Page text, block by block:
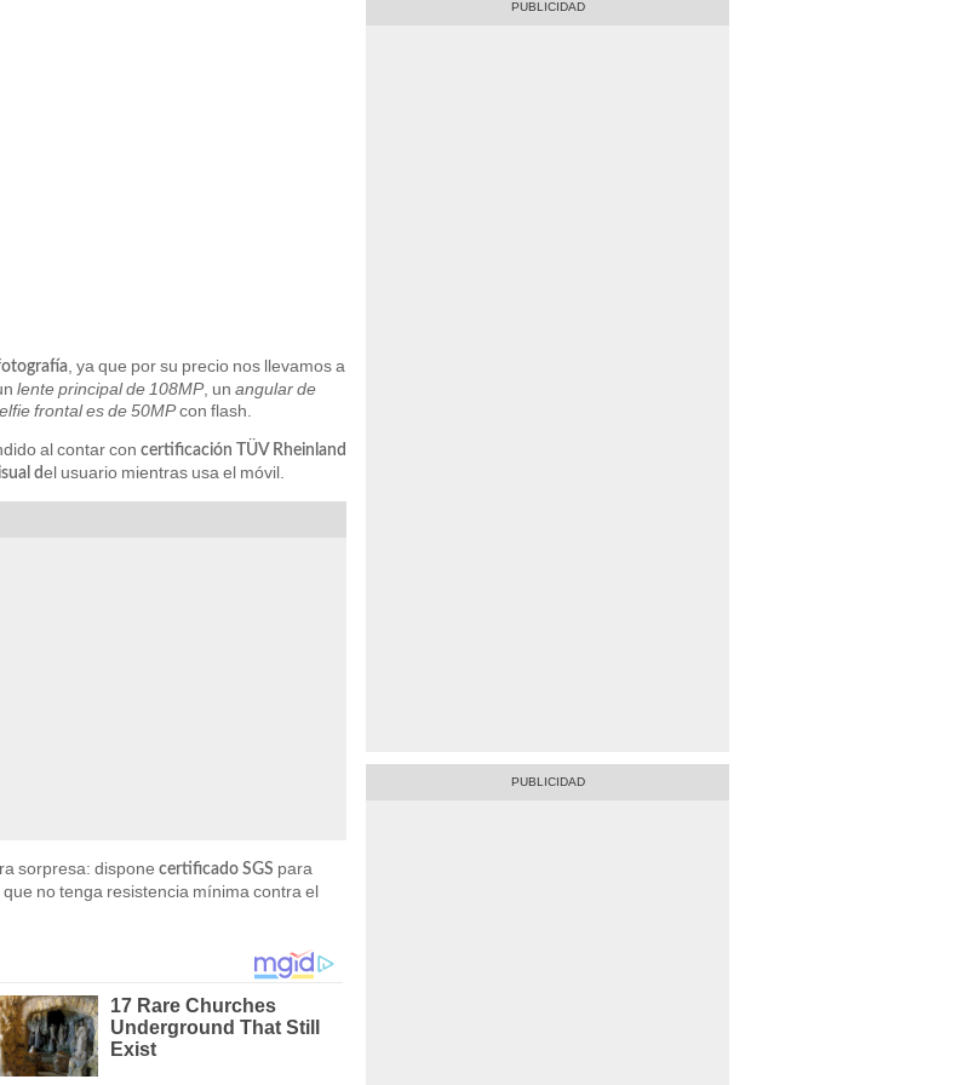
, ya que por su precio nos llevamos a
lente principal de 108MP, un angular de
frontal es de 50MPcon flash.
al contar con certificación TÜV Rheinland
del usuario mientras usa el móvil.
sorpresa: dispone certificado SGS para
no tenga resistencia mínima contra el